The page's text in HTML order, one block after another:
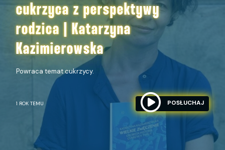
cukrzyca z perspektywy
rodzica | Katarzyna
Kazimierowska
Powraca temat cukrzycy.
1 ROK TEMU POSŁUCHAJ